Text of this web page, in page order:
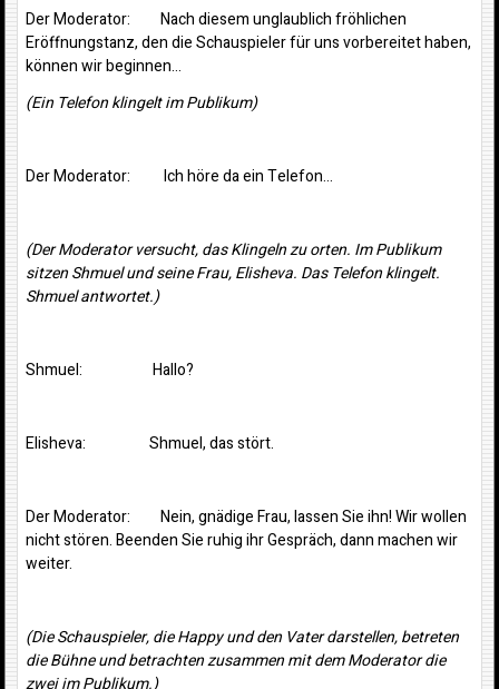
Der Moderator: Nach diesem unglaublich fröhlichen
Eröffnungstanz, den die Schauspieler für uns vorbereitet haben,
können wir beginnen…
(Ein Telefon klingelt im Publikum)
Der Moderator: Ich höre da ein Telefon…
(Der Moderator versucht, das Klingeln zu orten. Im Publikum
sitzen Shmuel und seine Frau, Elisheva. Das Telefon klingelt.
Shmuel antwortet.)
Shmuel: Hallo?
Elisheva: Shmuel, das stört.
Der Moderator: Nein, gnädige Frau, lassen Sie ihn! Wir wollen
nicht stören. Beenden Sie ruhig ihr Gespräch, dann machen wir
weiter.
(Die Schauspieler, die Happy und den Vater darstellen, betreten
die Bühne und betrachten zusammen mit dem Moderator die